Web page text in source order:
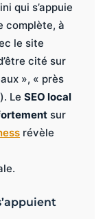
qui s’appuie
complète, à
le site
cité sur
», « près
Le SEO local
sur
révèle